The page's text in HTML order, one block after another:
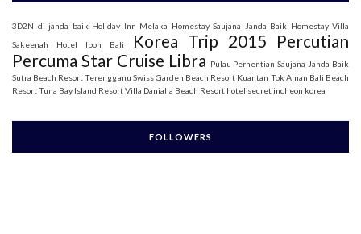
3D2N di janda baik Holiday Inn Melaka Homestay Saujana Janda Baik Homestay Villa
Sakeenah
Hotel Ipoh Bali Korea Trip 2015 Percutian
Percuma Star Cruise Libra Pulau Perhentian Saujana Janda Baik
Sutra Beach Resort Terengganu Swiss Garden Beach Resort Kuantan Tok Aman Bali Beach
ResortTuna Bay Island ResortVilla Danialla Beach Resort hotel secret incheon korea
FOLLOWERS